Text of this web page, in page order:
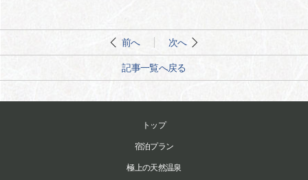
前へ 次へ
記事一覧へ戻る
トップ
宿泊プラン
極上の天然温泉